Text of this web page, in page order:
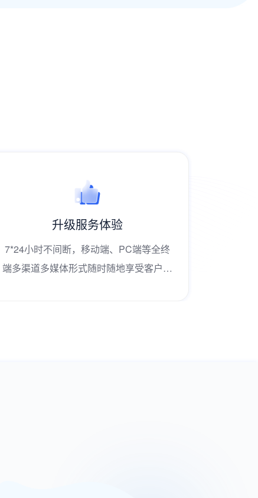
升级服务体验
7*24小时不间断，移动端、PC端等全终
端多渠道多媒体形式随时随地享受客户服